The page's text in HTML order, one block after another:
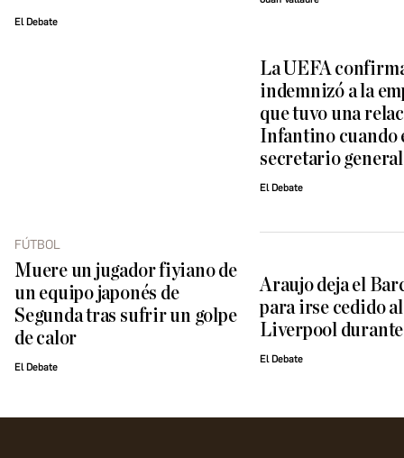
El Debate
FÚTBOL
Muere un jugador fiyiano de
un equipo japonés de
Segunda tras sufrir un golpe
de calor
El Debate
La UEFA
indemnizó a la
que tuvo una
Infantino cuando
secretario general
El Debate
Araujo deja el
para irse cedido al
Liverpool
El Debate